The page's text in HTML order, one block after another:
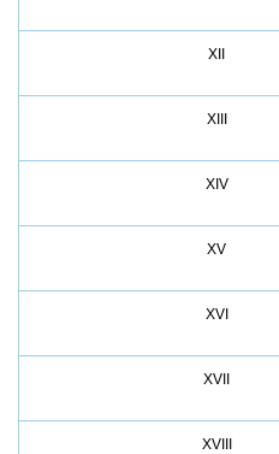
XII
XIII
XIV
XV
XVI
XVII
XVIII